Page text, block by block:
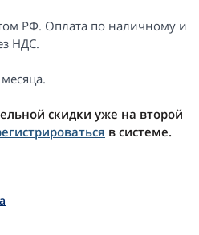
РФ. Оплата по наличному и
НДС.
скидки уже на второй
в системе.